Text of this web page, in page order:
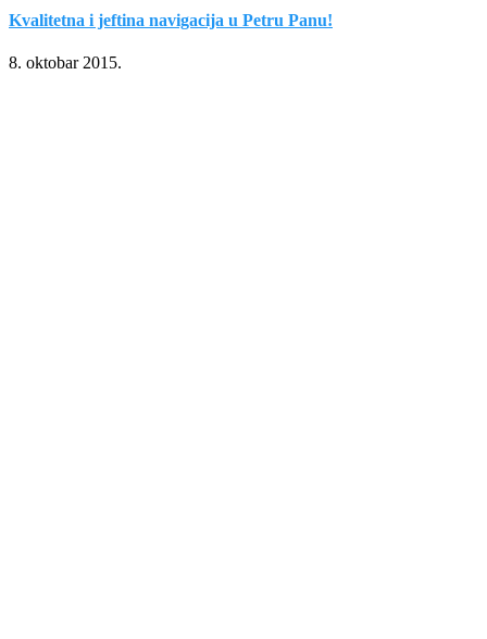
Kvalitetna i jeftina navigacija u Petru Panu!
8. oktobar 2015.